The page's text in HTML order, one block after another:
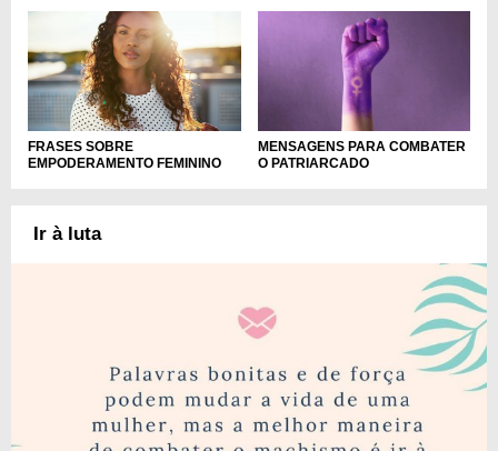
FRASES SOBRE
EMPODERAMENTO FEMININO
MENSAGENS PARA COMBATER
O PATRIARCADO
Ir à luta